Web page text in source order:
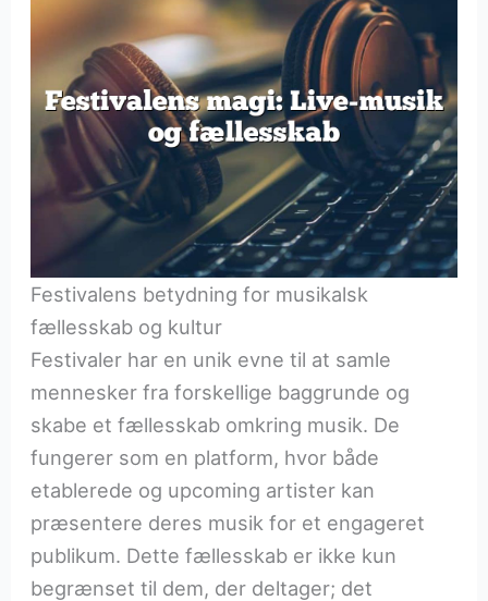
Festivalens betydning for musikalsk
fællesskab og kultur
Festivaler har en unik evne til at samle
mennesker fra forskellige baggrunde og
skabe et fællesskab omkring musik. De
fungerer som en platform, hvor både
etablerede og upcoming artister kan
præsentere deres musik for et engageret
publikum. Dette fællesskab er ikke kun
begrænset til dem, der deltager; det